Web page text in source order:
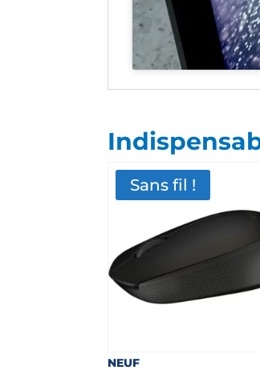
Sans fil !
NEUF